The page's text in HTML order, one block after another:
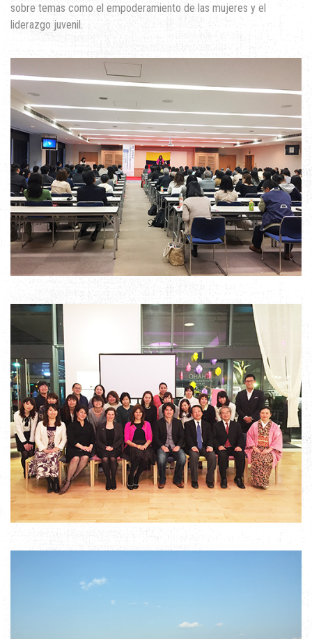
sobre temas como el empoderamiento de las mujeres y el
liderazgo juvenil.